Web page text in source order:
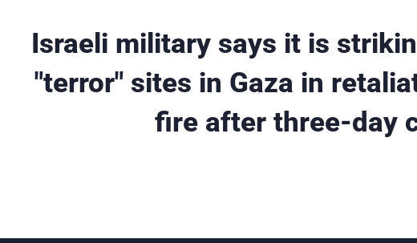
Israeli military says it is
"terror" sites in Gaza in
fire after three-day